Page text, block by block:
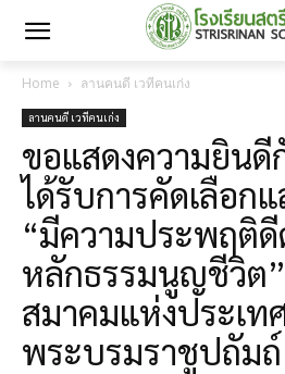
Home ลานคนดี เวทีคนเก่ง
ลานคนดี เวทีคนเก่ง
ขอแสดงความยินดี
ได้รับการคัดเลือก
“มีความประพฤติ
หลักธรรมนูญชีวิต
สมาคมแห่งประเท
พระบรมราชูปถัมถ์